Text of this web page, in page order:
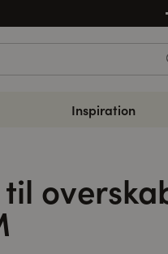
Inspiration